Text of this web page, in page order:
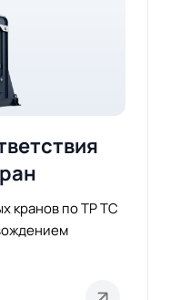
кранов по ТР ТС